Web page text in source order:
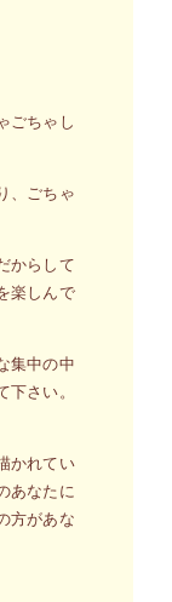
ごちゃし
、ごちゃ
からして
楽しんで
集中の中
さい。
かれてい
あなたに
方があな